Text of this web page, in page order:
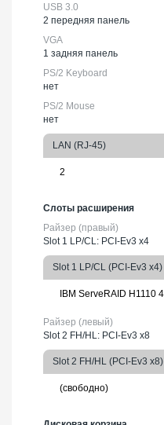
USB 3.0
2 передняя панель
VGA
1 задняя панель
PS/2 Keyboard
нет
PS/2 Mouse
нет
LAN (RJ-45)
Слоты расширения
Райзер (правый)
Slot 1 LP/CL: PCI-Ev3 x4
Slot 1 LP/CL (PCI-Ev3 x4)
Райзер (левый)
Slot 2 FH/HL: PCI-Ev3 x8
Slot 2 FH/HL (PCI-Ev3 x8)